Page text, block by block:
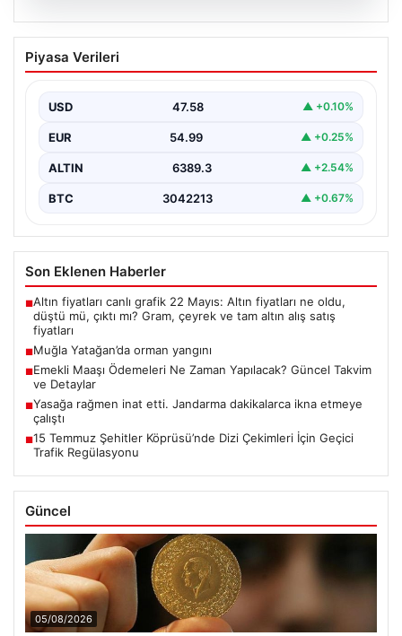
Muğla Yatağan’da orman yangını
Piyasa Verileri
USD 47.58 ▲ +0.10%
EUR 54.99 ▲ +0.25%
ALTIN 6389.3 ▲ +2.54%
BTC 3042213 ▲ +0.67%
Son Eklenen Haberler
■Altın fiyatları canlı grafik 22 Mayıs: Altın fiyatları ne oldu,
düştü mü, çıktı mı? Gram, çeyrek ve tam altın alış satış
fiyatları
■Muğla Yatağan’da orman yangını
■Emekli Maaşı Ödemeleri Ne Zaman Yapılacak? Güncel Takvim
ve Detaylar
■Yasağa rağmen inat etti. Jandarma dakikalarca ikna etmeye
çalıştı
■15 Temmuz Şehitler Köprüsü’nde Dizi Çekimleri İçin Geçici
Trafik Regülasyonu
Güncel
05/08/2026